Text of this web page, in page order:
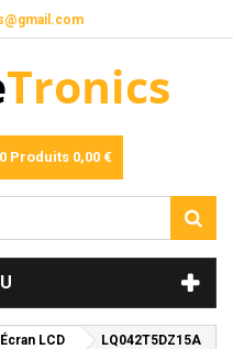
0 Produits 0,00 €
Écran LCD
LQ042T5DZ15A